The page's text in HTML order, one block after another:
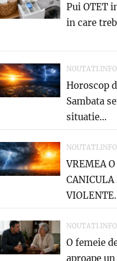
Pui OTET
in care
NOUTATI.INFO
Horoscop
Sambata
situatie…
NOUTATI.INFO
VREMEA
NOUTATI.INFO
O femeie
aproape